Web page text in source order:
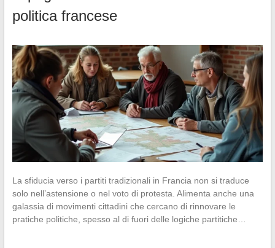
politica francese
La sfiducia verso i partiti tradizionali in Francia non si traduce
solo nell’astensione o nel voto di protesta. Alimenta anche una
galassia di movimenti cittadini che cercano di rinnovare le
pratiche politiche, spesso al di fuori delle logiche partitiche…